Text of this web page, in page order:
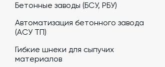
Бетонные заводы (БСУ, РБУ)
Автоматизация бетонного завода
(АСУ ТП)
Гибкие шнеки для сыпучих
материалов